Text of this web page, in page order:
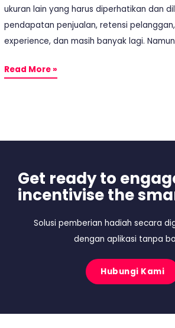
ukuran lain yang harus diperhatikan dan
pendapatan penjualan, retensi
experience, dan masih banyak lagi.
Read More »
Get ready to
incentivise the
Solusi pemberian hadiah secara
dengan aplikasi tanpa
Hubungi Kami